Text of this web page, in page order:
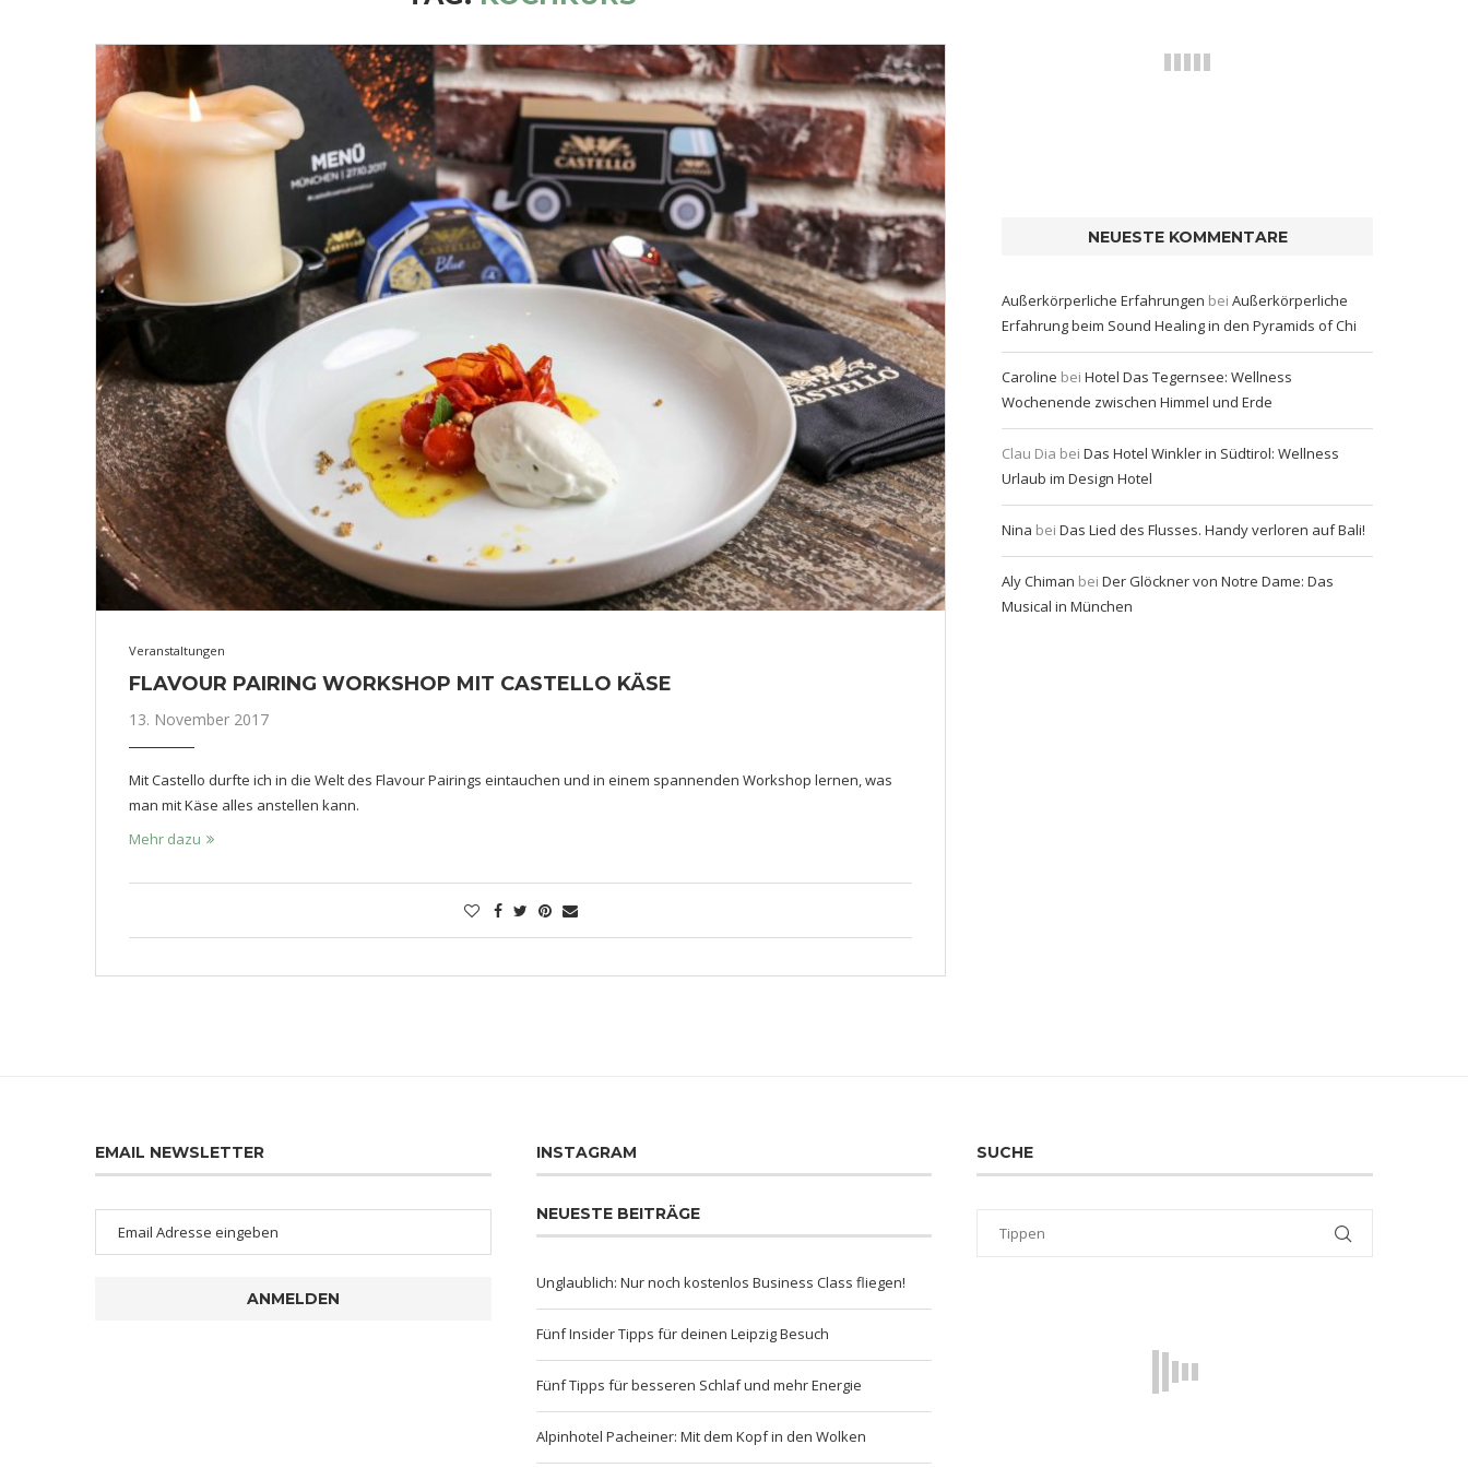
Veranstaltungen
FLAVOUR PAIRING WORKSHOP MIT CASTELLO KÄSE
13. November 2017
Mit Castello durfte ich in die Welt des Flavour Pairings eintauchen und in einem spannenden Workshop lernen, was
man mit Käse alles anstellen kann.
Mehr dazu
NEUESTE KOMMENTARE
Außerkörperliche Erfahrungen bei Außerkörperliche
Erfahrung beim Sound Healing in den Pyramids of Chi
Caroline bei Hotel Das Tegernsee: Wellness
Wochenende zwischen Himmel und Erde
Clau Dia bei Das Hotel Winkler in Südtirol: Wellness
Urlaub im Design Hotel
Nina bei Das Lied des Flusses. Handy verloren auf Bali!
Aly Chiman bei Der Glöckner von Notre Dame: Das
Musical in München
EMAIL NEWSLETTER
ANMELDEN
INSTAGRAM
NEUESTE BEITRÄGE
Unglaublich: Nur noch kostenlos Business Class fliegen!
Fünf Insider Tipps für deinen Leipzig Besuch
Fünf Tipps für besseren Schlaf und mehr Energie
Alpinhotel Pacheiner: Mit dem Kopf in den Wolken
SUCHE